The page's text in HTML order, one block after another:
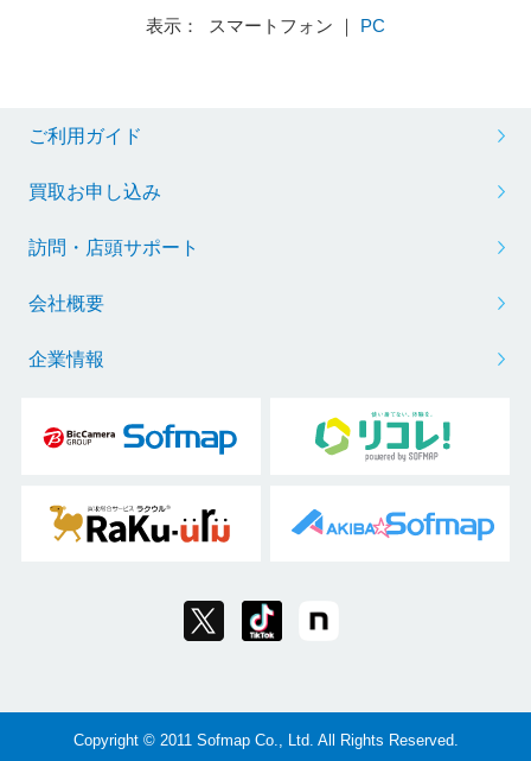
表示： スマートフォン ｜ PC
ご利用ガイド
買取お申し込み
訪問・店頭サポート
会社概要
企業情報
Copyright © 2011 Sofmap Co., Ltd. All Rights Reserved.